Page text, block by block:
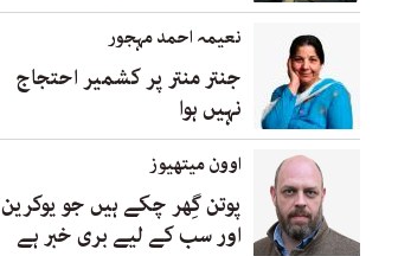
نعیمہ احمد مہجور
جنتر منتر پر کشمیر احتجاج
نہیں ہوا
اوون میتھیوز
پوتن گِھر چکے ہیں جو یوکرین
اور سب کے لیے بری خبر ہے